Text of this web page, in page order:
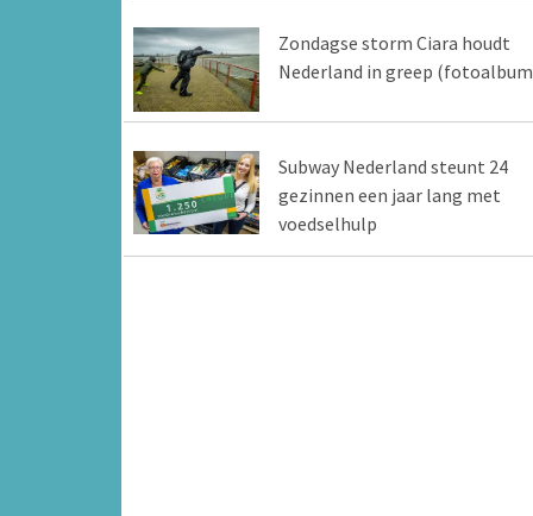
Zondagse storm Ciara houdt
Nederland in greep
Subway Nederland steunt 24
gezinnen een jaar lang met
voedselhulp